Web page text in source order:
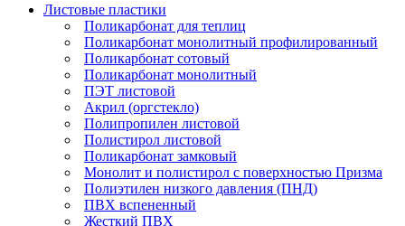
Листовые пластики
Поликарбонат для теплиц
Поликарбонат монолитный профилированный
Поликарбонат сотовый
Поликарбонат монолитный
ПЭТ листовой
Акрил (оргстекло)
Полипропилен листовой
Полистирол листовой
Поликарбонат замковый
Монолит и полистирол с поверхностью Призма
Полиэтилен низкого давления (ПНД)
ПВХ вспененный
Жесткий ПВХ